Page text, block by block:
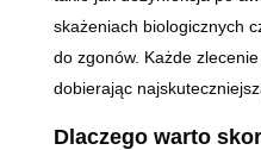
skażeniach biologicznych
do zgonów. Każde
dobierając
Dlaczego warto